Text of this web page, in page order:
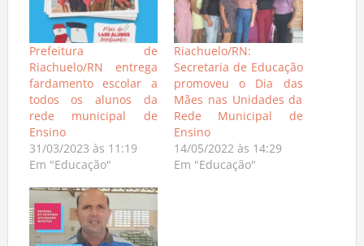
Prefeitura de
Riachuelo/RN entrega
fardamento escolar a
todos os alunos da
rede municipal de
Ensino
31/03/2023 às 11:19
Em "Educação"
Riachuelo/RN:
Secretaria de Educação
promoveu o Dia das
Mães nas Unidades da
Rede Municipal de
Ensino
14/05/2022 às 14:29
Em "Educação"